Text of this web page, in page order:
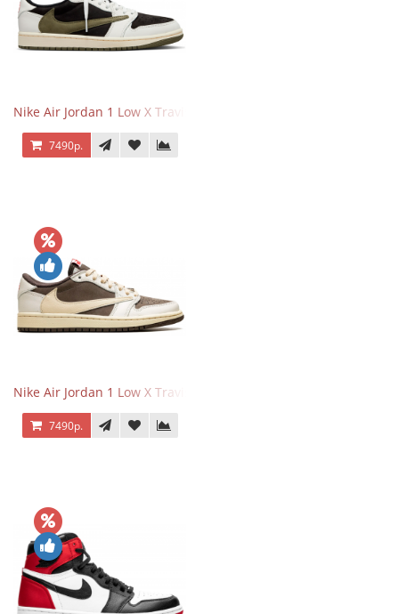
Nike Air Jordan 1 Low X Travis Scott Olive
7490р.
Nike Air Jordan 1 Low X Travis Scott Reverse Mocha
7490р.